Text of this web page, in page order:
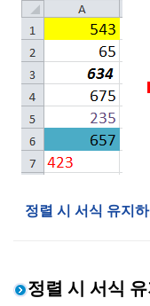
정렬 시 서식 유지
정렬 시 서식